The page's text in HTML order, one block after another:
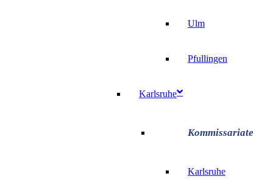
Ulm
Pfullingen
Karlsruhe
Karlsruhe